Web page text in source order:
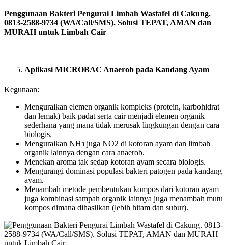
Penggunaan Bakteri Pengurai Limbah Wastafel di Cakung.
0813-2588-9734 (WA/Call/SMS). Solusi TEPAT, AMAN dan
MURAH untuk Limbah Cair
Aplikasi MICROBAC Anaerob pada Kandang Ayam
Kegunaan:
Menguraikan elemen organik kompleks (protein, karbohidrat
dan lemak) baik padat serta cair menjadi elemen organik
sederhana yang mana tidak merusak lingkungan dengan cara
biologis.
Menguraikan NHз juga NO2 di kotoran ayam dan limbah
organik lainnya dengan cara anaerob.
Menekan aroma tak sedap kotoran ayam secara biologis.
Mengurangi dominasi populasi bakteri patogen pada kandang
ayam.
Menambah metode pembentukan kompos dari kotoran ayam
juga kombinasi sampah organik lainnya juga menambah mutu
kompos dimana dihasilkan (lebih hitam dan subur).